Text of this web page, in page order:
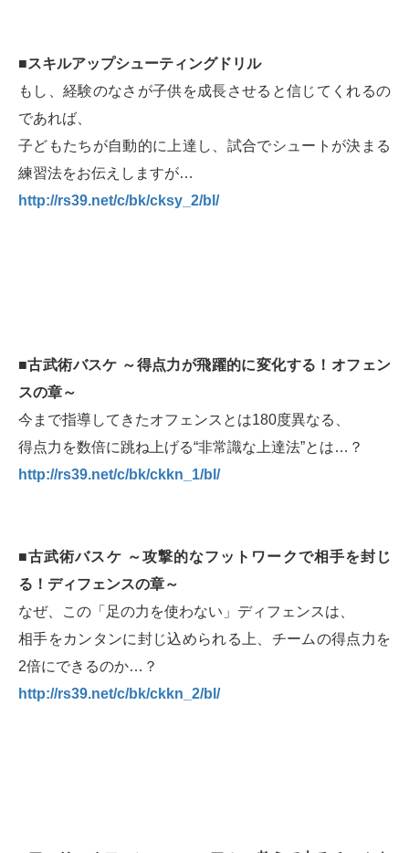
■スキルアップシューティングドリル
もし、経験のなさが子供を成長させると信じてくれるの
であれば、
子どもたちが自動的に上達し、試合でシュートが決まる
練習法をお伝えしますが…
http://rs39.net/c/bk/cksy_2/bl/
■古武術バスケ ～得点力が飛躍的に変化する！オフェン
スの章～
今まで指導してきたオフェンスとは180度異なる、
得点力を数倍に跳ね上げる“非常識な上達法”とは…？
http://rs39.net/c/bk/ckkn_1/bl/
■古武術バスケ ～攻撃的なフットワークで相手を封じ
る！ディフェンスの章～
なぜ、この「足の力を使わない」ディフェンスは、
相手をカンタンに封じ込められる上、チームの得点力を
2倍にできるのか…？
http://rs39.net/c/bk/ckkn_2/bl/